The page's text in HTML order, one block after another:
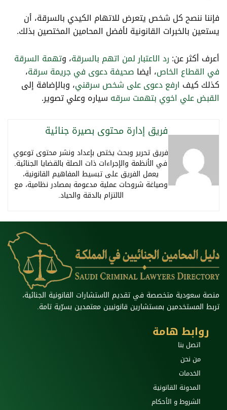
فإننا ننصح كل شخص يتعرض للاتهام الكيدي بالسرقة، أن
يستعين بالخبرات القانونية لأفضل المحامين المختصين بذلك.
أعرف أكثر عن: رد الاعتبار لمن اتهم بالسرقة، وتهمة السرقة
في القطاع الخاص، أيضا صحيفة دعوى في جريمة سرقة،
كذلك كيف ارفع دعوى على شخص سرقني، وبالإضافة إلى
القبض علي اخوي بتهمت سرقه سياره وعلي تصوير.
فريق إدارة محتوى بصيرة جنائية
فريق تحرير وبحث يختص بإعداد ونشر محتوى توعوي
في الأنظمة والإجراءات ذات الصلة بالقضايا الجنائية.
يعمل الفريق على تبسيط المفاهيم القانونية،
وصياغة شروحات عملية مدعومة بمصادر نظامية، مع
الالتزام بالدقة والحياد.
منصة سعودية متخصصة في تقديم الاستشارات القانونية الجنائية،
تربط المستخدمين بمستشارين قانونيين معتمدين بسرّية تامة.
روابط هامة
اتصل بنا
من نحن
الخدمات
المدونة القانونية
الشروط و الأحكام